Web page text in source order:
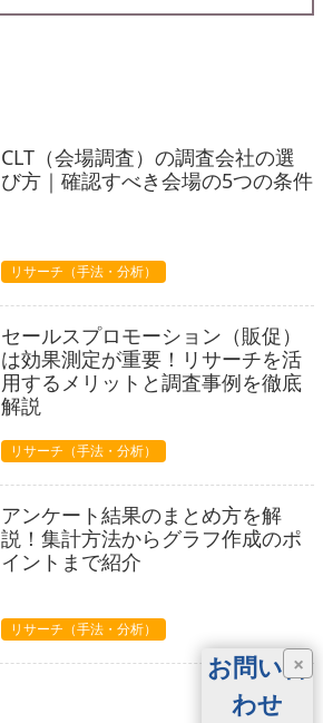
CLT（会場調査）の調査会社の選
び方｜確認すべき会場の5つの条件
リサーチ（手法・分析）
セールスプロモーション（販促）
は効果測定が重要！リサーチを活
用するメリットと調査事例を徹底
解説
リサーチ（手法・分析）
アンケート結果のまとめ方を解
説！集計方法からグラフ作成のポ
イントまで紹介
リサーチ（手法・分析）
×
お問い合
わせ